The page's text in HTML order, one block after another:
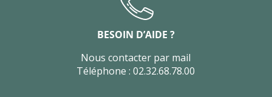
BESOIN D’AIDE ?
Nous contacter par mail
Téléphone : 02.32.68.78.00